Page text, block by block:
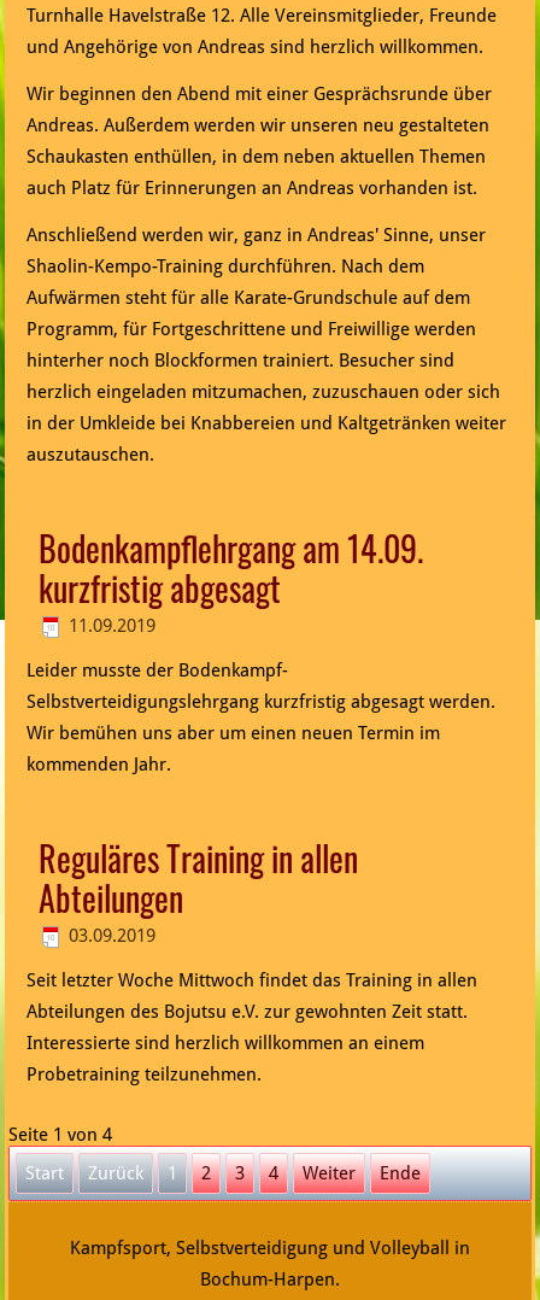
Turnhalle Havelstraße 12. Alle Vereinsmitglieder, Freunde
und Angehörige von Andreas sind herzlich willkommen.
Wir beginnen den Abend mit einer Gesprächsrunde über
Andreas. Außerdem werden wir unseren neu gestalteten
Schaukasten enthüllen, in dem neben aktuellen Themen
auch Platz für Erinnerungen an Andreas vorhanden ist.
Anschließend werden wir, ganz in Andreas' Sinne, unser
Shaolin-Kempo-Training durchführen. Nach dem
Aufwärmen steht für alle Karate-Grundschule auf dem
Programm, für Fortgeschrittene und Freiwillige werden
hinterher noch Blockformen trainiert. Besucher sind
herzlich eingeladen mitzumachen, zuzuschauen oder sich
in der Umkleide bei Knabbereien und Kaltgetränken weiter
auszutauschen.
Bodenkampflehrgang am 14.09.
kurzfristig abgesagt
11.09.2019
Leider musste der Bodenkampf-
Selbstverteidigungslehrgang kurzfristig abgesagt werden.
Wir bemühen uns aber um einen neuen Termin im
kommenden Jahr.
Reguläres Training in allen
Abteilungen
03.09.2019
Seit letzter Woche Mittwoch findet das Training in allen
Abteilungen des Bojutsu e.V. zur gewohnten Zeit statt.
Interessierte sind herzlich willkommen an einem
Probetraining teilzunehmen.
Seite 1 von 4
Start
Zurück 1 2 3 4 Weiter Ende
Kampfsport, Selbstverteidigung und Volleyball in
Bochum-Harpen.